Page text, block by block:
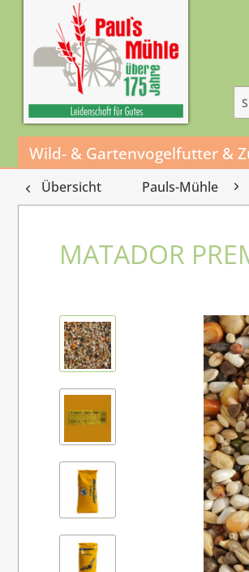
Wild- & Gartenvogelfutter &
Übersicht Pauls-Mühle
MATADOR